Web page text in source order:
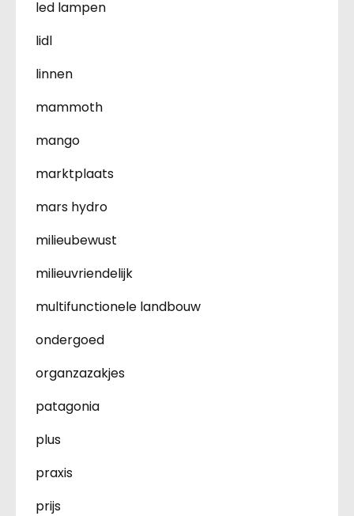
led lampen
lidl
linnen
mammoth
mango
marktplaats
mars hydro
milieubewust
milieuvriendelijk
multifunctionele landbouw
ondergoed
organzazakjes
patagonia
plus
praxis
prijs